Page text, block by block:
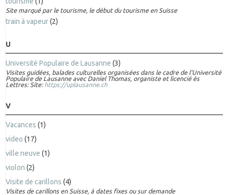
Site marqué par le tourisme, le début du tourisme en Suisse
train à vapeur(2)
U
Université Populaire de Lausanne (3)
Visites guidées, balades culturelles organisées dans le cadre de l'Université
Populaire de Lausanne avec Daniel Thomas, organiste et licencié ès
Lettres: Site: https://uplausanne.ch
V
Vacances (1)
video (17)
ville neuve (1)
violon (2)
Visite de carillons (4)
Visites de carillons en Suisse, à dates fixes ou sur demande